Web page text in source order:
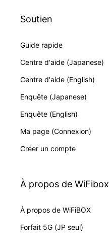
Soutien
Guide rapide
Centre d'aide (Japanese)
Centre d'aide (English)
Enquête (Japanese)
Enquête (English)
Ma page (Connexion)
Créer un compte
À propos de WiFibox
À propos de WiFiBOX
Forfait 5G (JP seul)